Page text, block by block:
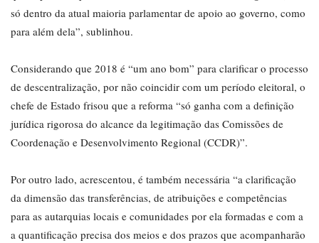
só dentro da atual maioria parlamentar de apoio ao governo, como
para além dela”, sublinhou.
Considerando que 2018 é “um ano bom” para clarificar o processo
de descentralização, por não coincidir com um período eleitoral, o
chefe de Estado frisou que a reforma “só ganha com a definição
jurídica rigorosa do alcance da legitimação das Comissões de
Coordenação e Desenvolvimento Regional (CCDR)”.
Por outro lado, acrescentou, é também necessária “a clarificação
da dimensão das transferências, de atribuições e competências
para as autarquias locais e comunidades por ela formadas e com a
a quantificação precisa dos meios e dos prazos que acompanharão